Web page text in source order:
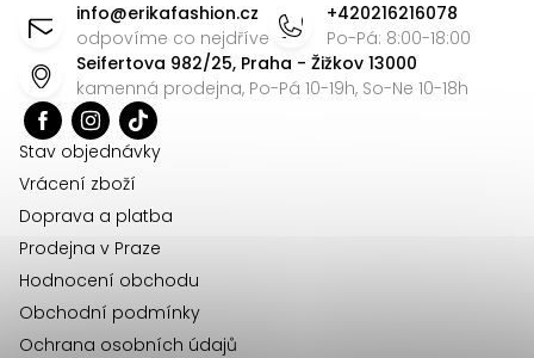
info@erikafashion.cz
odpovíme co nejdříve
+420216216078
Po-Pá: 8:00-18:00
Seifertova 982/25, Praha - Žižkov 13000
kamenná prodejna, Po-Pá 10-19h, So-Ne 10-18h
Stav objednávky
Vrácení zboží
Doprava a platba
Prodejna v Praze
Hodnocení obchodu
Obchodní podmínky
Ochrana osobních údajů